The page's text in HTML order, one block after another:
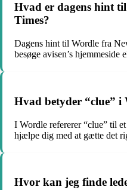
Hvad er dagens hint
Times?
Dagens hint til Wordle fra
besøge avisen’s hjemmeside
Hvad betyder “clue” i
I Wordle refererer “clue” til
hjælpe dig med at gætte det
Hvor kan jeg finde